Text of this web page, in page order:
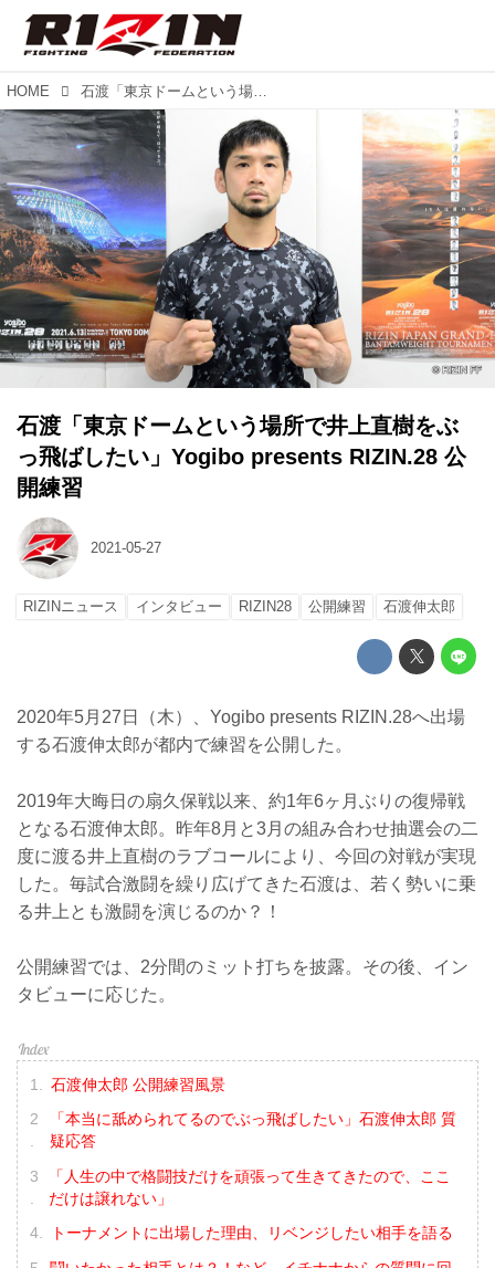
HOME 石渡「東京ドームという場所で井上直樹をぶっ飛ばしたい」Yogibo presents RIZIN.28 公開練習
石渡「東京ドームという場所で井上直樹をぶ
っ飛ばしたい」Yogibo presents RIZIN.28 公
開練習
2021-05-27
RIZINニュース インタビュー RIZIN28 公開練習 石渡伸太郎
2020年5月27日（木）、Yogibo presents RIZIN.28へ出場
する石渡伸太郎が都内で練習を公開した。
2019年大晦日の扇久保戦以来、約1年6ヶ月ぶりの復帰戦
となる石渡伸太郎。昨年8月と3月の組み合わせ抽選会の二
度に渡る井上直樹のラブコールにより、今回の対戦が実現
した。毎試合激闘を繰り広げてきた石渡は、若く勢いに乗
る井上とも激闘を演じるのか？！
公開練習では、2分間のミット打ちを披露。その後、イン
タビューに応じた。
石渡伸太郎 公開練習風景
「本当に舐められてるのでぶっ飛ばしたい」石渡伸太郎 質
疑応答
「人生の中で格闘技だけを頑張って生きてきたので、ここ
だけは譲れない」
トーナメントに出場した理由、リベンジしたい相手を語る